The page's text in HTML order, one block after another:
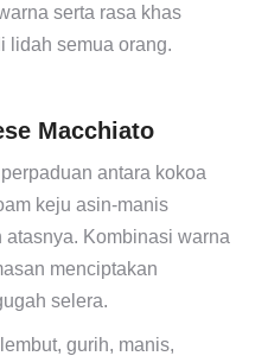
serta rasa khas
lidah semua orang.
Macchiato
antara kokoa
keju asin-manis
Kombinasi warna
menciptakan
selera.
gurih, manis,